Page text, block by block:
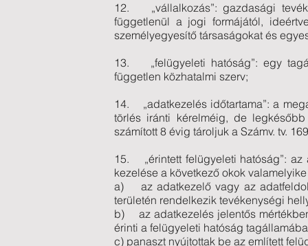
12. „vállalkozás”: gazdasági
függetlenül a jogi formájától,
személyegyesítő társaságokat és
13. „felügyeleti hatóság”: egy
független közhatalmi szerv;
14. „adatkezelés időtartama”: a
törlés iránti kérelméig, de
számított 8 évig tároljuk a Számv. tv.
15. „érintett felügyeleti hatóság”: az
kezelése a következő okok
a) az adatkezelő vagy az
területén rendelkezik tevékenységi
b) az adatkezelés jelentős
érinti a felügyeleti hatóság
c) panaszt nyújtottak be az említett